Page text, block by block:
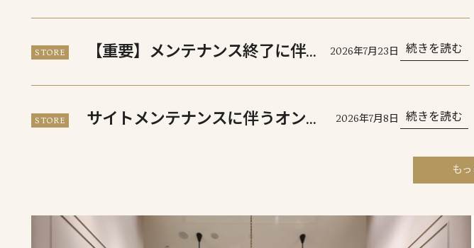
STORE
【重要】メンテナンス終了に伴う
2026年7月23日 続きを読む
STORE
サイトメンテナンスに伴うオンラ
2026年7月8日 続きを読む
もっ